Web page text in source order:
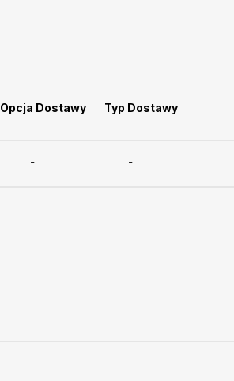
Opcja Dostawy Typ Dostawy
- -